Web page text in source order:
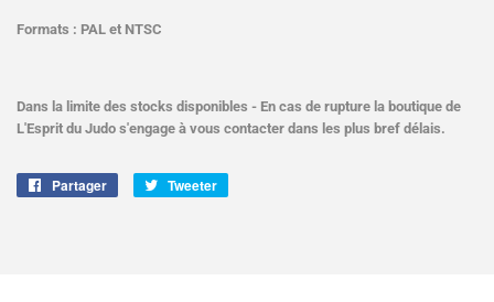
Formats : PAL et NTSC
Dans la limite des stocks disponibles - En cas de rupture la boutique de
L'Esprit du Judo s'engage à vous contacter dans les plus bref délais.
Partager
PartagerTweeter